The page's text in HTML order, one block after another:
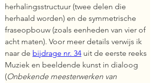
herhalingsstructuur (twee delen die
herhaald worden) en de symmetrische
fraseopbouw (zoals eenheden van vier of
acht maten). Voor meer details verwijs ik
naar de bijdrage nr. 34 uit de eerste reeks
Muziek en beeldende kunst in dialoog
(Onbekende meesterwerken van